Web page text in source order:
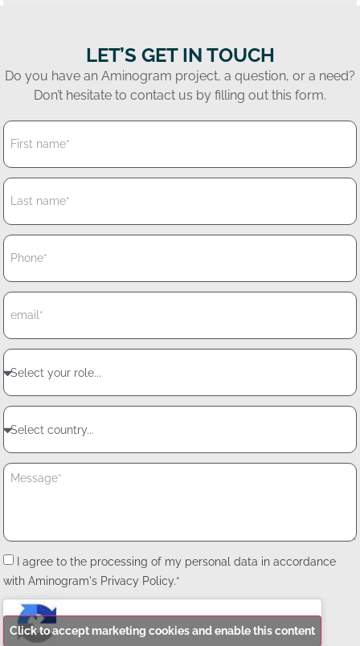
LET’S GET IN TOUCH
Do you have an Aminogram project, a question, or a need?
Don’t hesitate to contact us by filling out this form.
I agree to the processing of my personal data in accordance
with Aminogram's Privacy Policy.*
Click to accept marketing cookies and enable this content